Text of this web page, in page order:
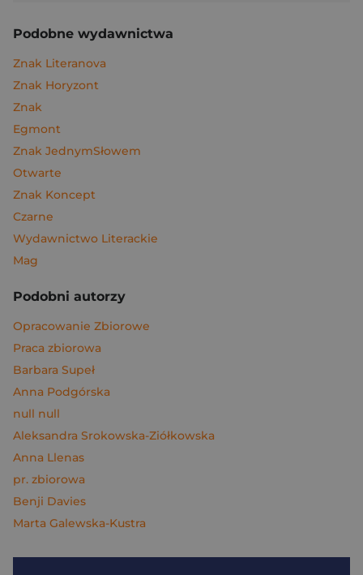
Podobne wydawnictwa
Znak Literanova
Znak Horyzont
Znak
Egmont
Znak JednymSłowem
Otwarte
Znak Koncept
Czarne
Wydawnictwo Literackie
Mag
Podobni autorzy
Opracowanie Zbiorowe
Praca zbiorowa
Barbara Supeł
Anna Podgórska
null null
Aleksandra Srokowska-Ziółkowska
Anna Llenas
pr. zbiorowa
Benji Davies
Marta Galewska-Kustra